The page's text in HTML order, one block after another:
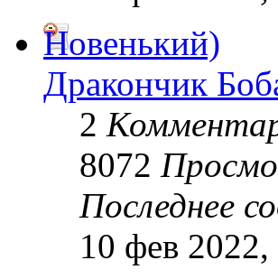
Новенький)
Дракончик
2
8072
Последнее
10 фев